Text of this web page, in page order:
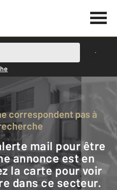
annonce est en
la carte pour voir
dans ce secteur.